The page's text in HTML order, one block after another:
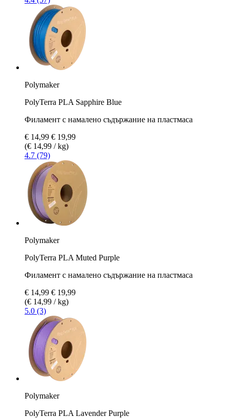
Polymaker
PolyTerra PLA Sapphire Blue
Филамент с намалено съдържание на пластмаса
€ 14,99 € 19,99
(€ 14,99 / kg)
4.7 (79)
Polymaker
PolyTerra PLA Muted Purple
Филамент с намалено съдържание на пластмаса
€ 14,99 € 19,99
(€ 14,99 / kg)
5.0 (3)
Polymaker
PolyTerra PLA Lavender Purple